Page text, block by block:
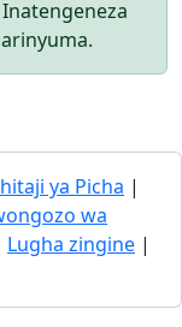
ya Picha |
wa
Lugha zingine |